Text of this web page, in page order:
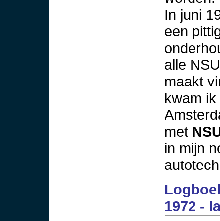
In juni
een
alle
maakt
kwam
met
in mijn
1972 -